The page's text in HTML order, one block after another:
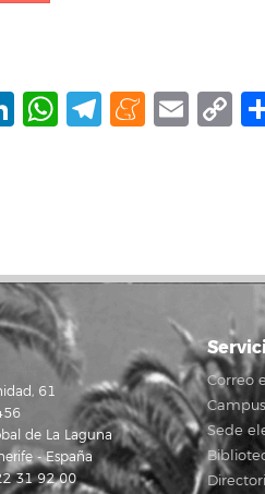
LinkedIn
WhatsApp
Telegram
61
de La Laguna
- España
31 92 00
Correo
Sede